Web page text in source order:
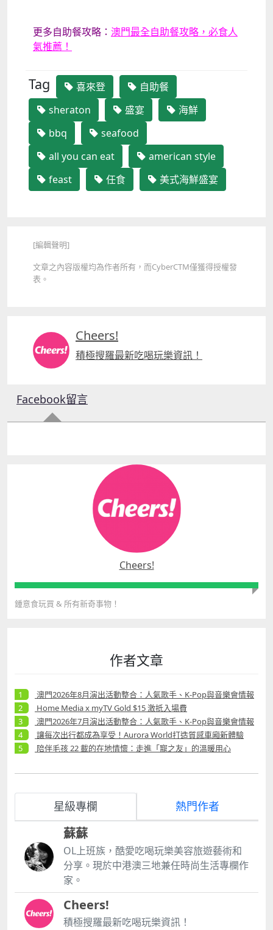
更多自助餐攻略： 澳門最全自助餐攻略，必食人
氣推薦！
Tag 喜來登
自助餐
sheraton
盛宴
海鮮
bbq
seafood
all you can eat
american style
feast
任食 美式海鮮盛宴
[編輯聲明]
文章之內容版權均為作者所有，而CyberCTM僅獲得授權發
表 。
Cheers!
積極搜羅最新吃喝玩樂資訊！
Facebook留言
Cheers!
鍾意食玩買 & 所有新奇事物！
作者文章
澳門2026年8月演出活動整合：人氣歌手、K-Pop與音樂會情報
Home Media x myTV Gold $15 激抵入場費
澳門2026年7月演出活動整合：人氣歌手、K-Pop與音樂會情報
讓每次出行都成為享受！Aurora World打造質感車廂新體驗
陪伴毛孩 22 載的在地情懷：走進「寵之友」的溫暖用心
星級專欄 熱門作者
蘇蘇
OL上班族，酷愛吃喝玩樂美容旅遊藝術和
分享。現於中港澳三地兼任時尚生活專欄作
家。
Cheers!
積極搜羅最新吃喝玩樂資訊！